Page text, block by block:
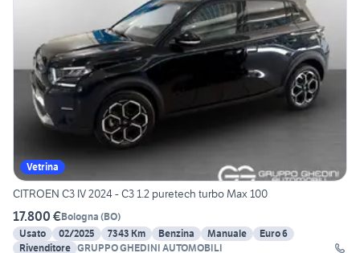
Vetrina
CITROEN C3 IV 2024 - C3 1.2 puretech turbo Max 100
17.800 €Bologna (BO)
Usato
02/2025 7343 Km Benzina Manuale
Euro 6
Rivenditore GRUPPO GHEDINI AUTOMOBILI